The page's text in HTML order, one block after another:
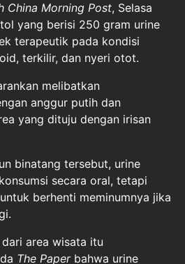
China Morning Post, Selasa
yang berisi 250 gram urine
terapeutik pada kondisi
terkilir, dan nyeri otot.
melibatkan
anggur putih dan
yang dituju dengan irisan
binatang tersebut, urine
secara oral, tetapi
berhenti meminumnya jika
area wisata itu
The Paperbahwa urine